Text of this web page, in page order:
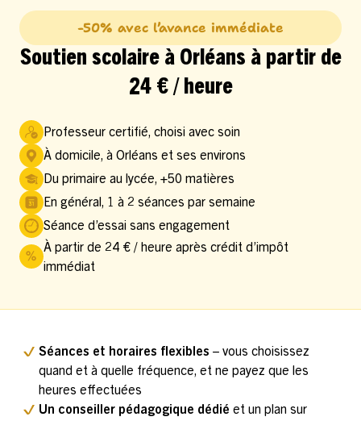
-50% avec l’avance immédiate
Soutien scolaire à Orléans à partir de
24 € / heure
Professeur certifié, choisi avec soin
À domicile, à Orléans et ses environs
Du primaire au lycée, +50 matières
En général, 1 à 2 séances par semaine
Séance d’essai sans engagement
À partir de 24 € / heure après crédit d’impôt
immédiat
Séances et horaires flexibles – vous choisissez
quand et à quelle fréquence, et ne payez que les
heures effectuées
Un conseiller pédagogique dédié et un plan sur